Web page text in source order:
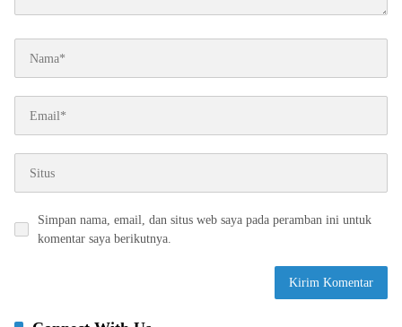
Simpan nama, email, dan situs web saya pada peramban ini untuk
komentar saya berikutnya.